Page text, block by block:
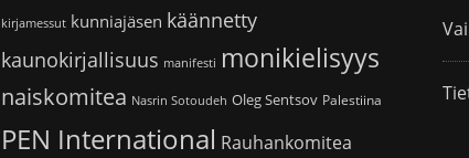
kirjamessut kunniajäsen käännetty
kaunokirjallisuus manifesti monikielisyys
naiskomitea Nasrin Sotoudeh Oleg Sentsov Palestiina
PEN International Rauhankomitea